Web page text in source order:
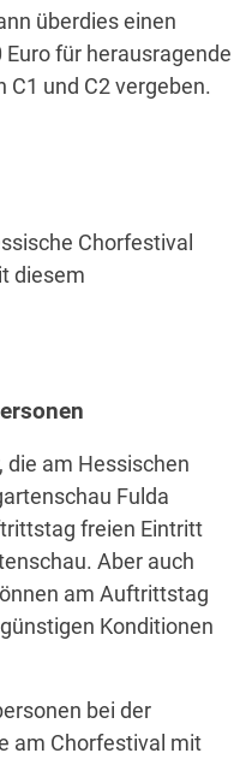
überdies einen
für herausragende
C1 und C2 vergeben.
Chorfestival
diesem
die am Hessischen
Fulda
freien Eintritt
Aber auch
am Auftrittstag
Konditionen
bei der
am Chorfestival mit